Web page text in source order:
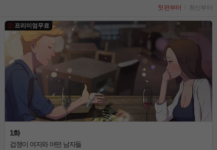
첫편부터 최신부터
프리미엄무료
1화
겁쟁이 여자와 어떤 남자들